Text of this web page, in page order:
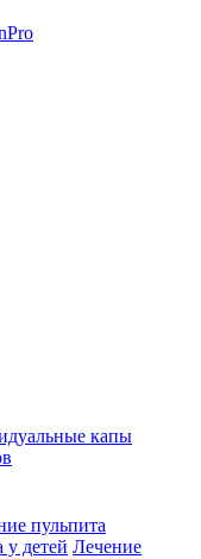
капы
пульпита
у детей Лечение